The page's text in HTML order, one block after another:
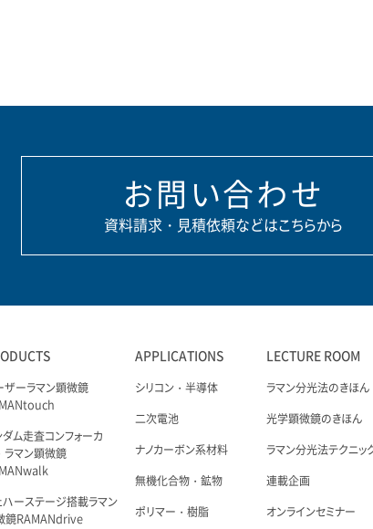
お問い合わせ
資料請求・見積依頼などはこちらから
ザーラマン顕微鏡
ダム走査コンフォーカ
ラマン顕微鏡
ハーステージ搭載ラマン
鏡RAMANdrive
APPLICATIONS
シリコン・半導体
二次電池
ナノカーボン系材料
無機化合物・鉱物
ポリマー・樹脂
LECTURE ROOM
ラマン分光法のきほん
光学顕微鏡のきほん
ラマン分光法テクニッ
連載企画
オンラインセミナー